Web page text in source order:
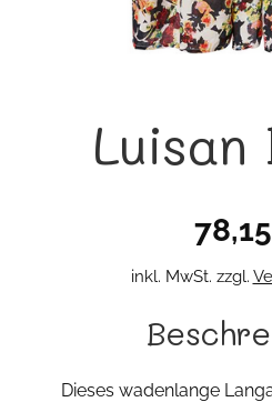
Luisan
78,15
inkl. MwSt. zzgl.
Dieses wadenlange